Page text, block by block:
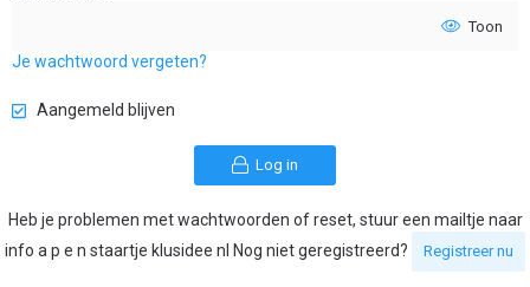
Toon
Je wachtwoord vergeten?
Aangemeld blijven
Log in
Heb je problemen met wachtwoorden of reset, stuur een mailtje naar
info a p e n staartje klusidee nl Nog niet geregistreerd?
Registreer nu